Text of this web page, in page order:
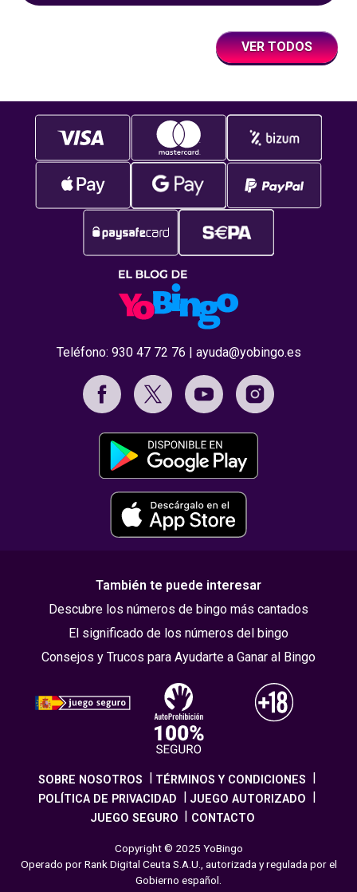
VER TODOS
Teléfono: 930 47 72 76 ayuda@yobingo.es
También te puede interesar
Descubre los números de bingo más cantados
El significado de los números del bingo
Consejos y Trucos para Ayudarte a Ganar al Bingo
SOBRE NOSOTROS
TÉRMINOS Y CONDICIONES
POLÍTICA DE PRIVACIDAD
JUEGO AUTORIZADO
JUEGO SEGURO
CONTACTO
Copyright © 2025 YoBingo
Operado por Rank Digital Ceuta S.A.U., autorizada y regulada por el
Gobierno español.